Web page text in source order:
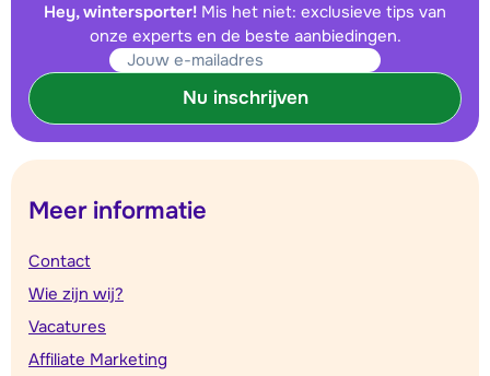
Hey, wintersporter! Mis het niet: exclusieve tips van
onze experts en de beste aanbiedingen.
Nu inschrijven
Meer informatie
Contact
Wie zijn wij?
Vacatures
Affiliate Marketing